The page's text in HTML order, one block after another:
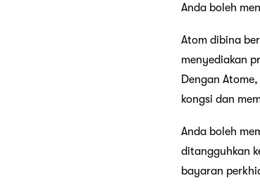
Anda boleh
Atom dibina
menyediakan
Dengan Atome,
kongsi dan
Anda boleh
ditangguhkan
bayaran